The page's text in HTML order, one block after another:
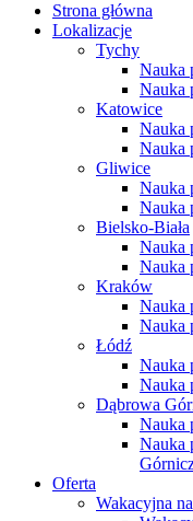
Strona główna
Lokalizacje
Tychy
Nauka
Nauka
Katowice
Nauka
Nauka
Gliwice
Nauka
Nauka
Bielsko-Biała
Nauka
Nauka
Kraków
Nauka
Nauka
Łódź
Nauka
Nauka
Dąbrowa
Nauka
Nauka
Oferta
Wakacyjna